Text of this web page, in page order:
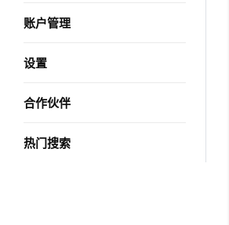
账户管理
设置
合作伙伴
热门搜索